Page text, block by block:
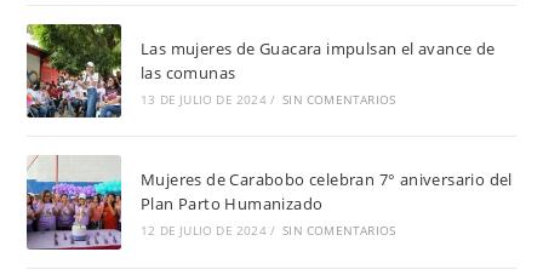
Las mujeres de Guacara impulsan el avance de
las comunas
13 DE JULIO DE 2024 / SIN COMENTARIOS
Mujeres de Carabobo celebran 7° aniversario del
Plan Parto Humanizado
12 DE JULIO DE 2024 / SIN COMENTARIOS